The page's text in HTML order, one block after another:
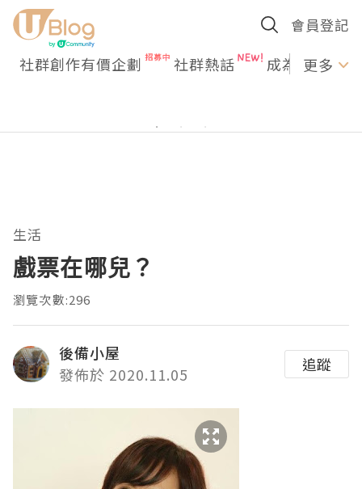
會員登記
社群創作有價企劃 社群熱話 成為U更多
生活
戲票在哪兒？
瀏覽次數:296
後備小屋
發佈於 2020.11.05
追蹤